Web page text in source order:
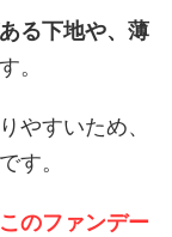
る下地や、薄
。
やすいため、
す。
のファンデー